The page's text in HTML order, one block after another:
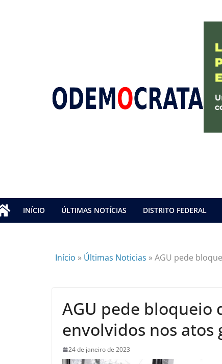
INÍCIO ÚLTIMAS NOTÍCIAS DISTRITO FEDERAL
Início » Últimas Noticias »AGU pede
AGU pede bloqueio
envolvidos nos atos
24 de janeiro de 2023